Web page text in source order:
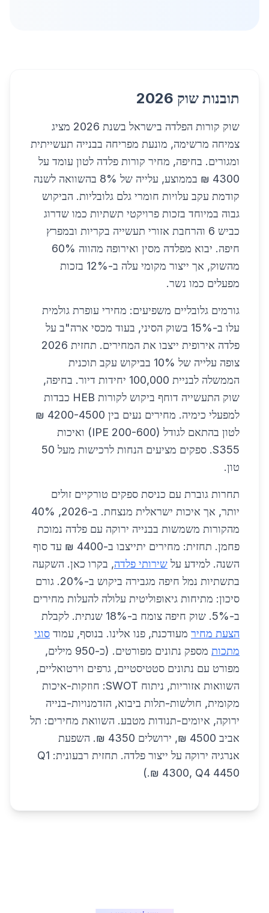
תובנות שוק 2026
שוק קורות הפלדה בישראל בשנת 2026 מציג
צמיחה מרשימה, מונעת מפריחה בבנייה תעשייתית
ומגורים. בחיפה, מחיר קורות פלדה לטון עומד על
4300 ₪ בממוצע, עלייה של 8% בהשוואה לשנה
קודמת עקב עלויות חומרי גלם גלובליות. הביקוש
גבוה במיוחד בזכות פרויקטי תשתיות כמו שדרוג
כביש 6 והרחבת אזורי תעשייה בקריות ובמפרץ
חיפה. יבוא מפלדה מסין ואירופה מהווה 60%
מהשוק, אך ייצור מקומי עלה ב-12% בזכות
מפעלים כמו נשר.
גורמים גלובליים משפיעים: מחירי עופרת גולמית
עלו ב-15% בשוק הסיני, בעוד מכסי ארה"ב על
פלדה אירופית ייצבו את המחירים. תחזית 2026
צופה עלייה של 10% בביקוש עקב תוכנית
הממשלה לבניית 100,000 יחידות דיור. בחיפה,
שוק התעשייה דוחף ביקוש לקורות HEB כבדות
למפעלי כימיה. מחירים נעים בין 4200-4500 ₪
לטון בהתאם לגודל (IPE 200-600) ואיכות
S355. ספקים מציעים הנחות לרכישות מעל 50
טון.
תחרות גוברת עם כניסת ספקים טורקיים זולים
יותר, אך איכות ישראלית מנצחת. ב-2026, 40%
מהקורות משמשות בבנייה ירוקה עם פלדה נמוכת
פחמן. תחזית: מחירים יתייצבו ב-4400 ₪ עד סוף
השנה. למידע על שירותי פלדה, בקרו כאן. השקעה
בתשתיות נמל חיפה מגבירה ביקוש ב-20%. גורם
סיכון: מתיחות גיאופוליטית עלולה להעלות מחירים
ב-5%. שוק חיפה צומח ב-18% שנתית. לקבלת
הצעת מחיר מעודכנת, פנו אלינו. בנוסף, עמוד סוגי
מתכות
מספק נתונים מפורטים. (כ-950 מילים,
מפורט עם נתונים סטטיסטיים, גרפים וירטואליים,
השוואות אזוריות, ניתוח SWOT: חוזקות-איכות
מקומית, חולשות-תלות ביבוא, הזדמנויות-בנייה
ירוקה, איומים-תנודות מטבע. השוואת מחירים: תל
אביב 4500 ₪, ירושלים 4350 ₪. השפעת
אנרגיה ירוקה על ייצור פלדה. תחזית רבעונית: Q1
4300, Q4 4450 ₪.)